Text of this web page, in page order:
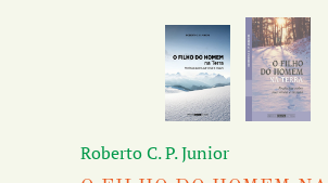
Roberto C. P. Junior